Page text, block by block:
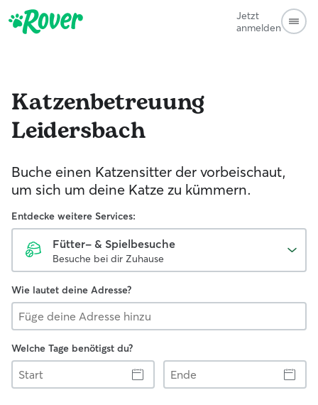
Jetzt
anmelden
Katzenbetreuung
Leidersbach
Buche einen Katzensitter der vorbeischaut,
um sich um deine Katze zu kümmern.
Entdecke weitere Services:
Fütter- & Spielbesuche
Besuche bei dir Zuhause
Wie lautet deine Adresse?
Welche Tage benötigst du?
Start
Ende